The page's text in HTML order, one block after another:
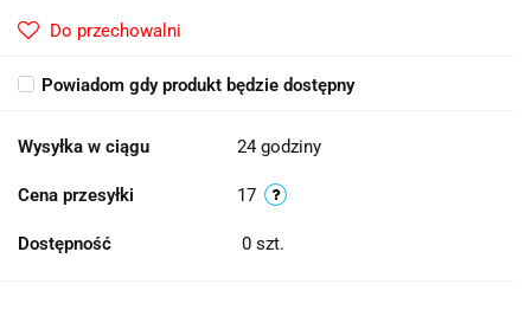
Do przechowalni
Powiadom gdy produkt będzie dostępny
Wysyłka w ciągu 24 godziny
Cena przesyłki 17
Dostępność 0 szt.